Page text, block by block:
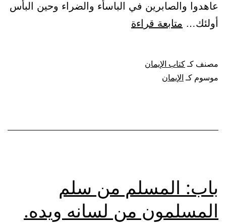
عاهدوا والصابرين في الباسأء والضراء وحين البأس
أولئك… متابعة قراءة
مصنف كـكتاب الإيمان
موسوم كـ الإيمان
باب: المسلم من سلم
المسلمون من لسانه ويده.